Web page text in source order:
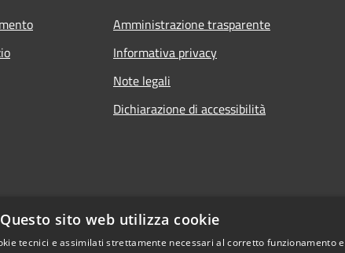
Amministrazione trasparente
Informativa privacy
Note legali
Dichiarazione di accessibilità
Questo sito web utilizza cookie
tecnici e assimilati strettamente necessari al corretto funzionamento e